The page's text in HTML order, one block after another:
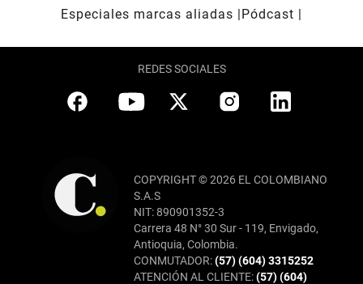
Especiales marcas aliadas
Pódcast
REDES SOCIALES
COPYRIGHT © 2026 EL COLOMBIANO
S.A.S
NIT: 890901352-3
Carrera 48 N° 30 Sur - 119, Envigado,
Antioquia, Colombia.
CONMUTADOR:(57) (604) 3315252
ATENCIÓN AL CLIENTE:(57) (604)